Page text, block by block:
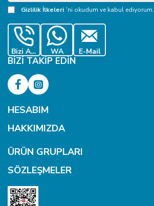
Adresiniz
Gizlilik İlkeleri 'ni okudum ve kabul ediyorum.
Bizi Ara WA E-Mail
BIZI TAKIP EDIN
HESABIM
HAKKIMIZDA
ÜRÜN GRUPLARI
SÖZLEŞMELER